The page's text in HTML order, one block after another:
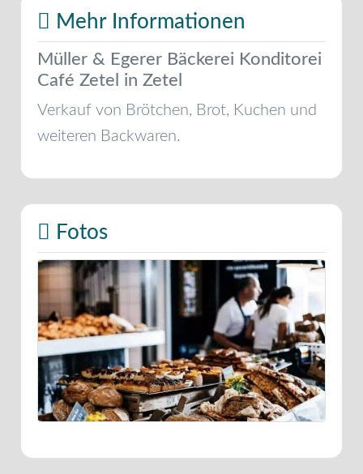
Mehr Informationen
Müller & Egerer Bäckerei Konditorei
Café Zetel in Zetel
Verkauf von Brötchen, Brot, Kuchen und
weiteren Backwaren.
Fotos